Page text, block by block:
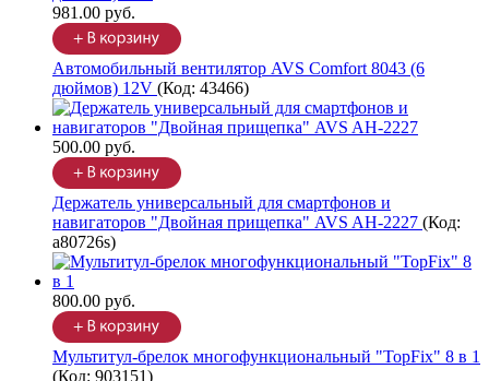
981.00 руб.
Автомобильный вентилятор AVS Comfort 8043 (6
дюймов) 12V (Код: 43466)
500.00 руб.
Держатель универсальный для смартфонов и
навигаторов "Двойная прищепка" AVS AH-2227 (Код:
a80726s)
800.00 руб.
Мультитул-брелок многофункциональный "TopFix" 8 в 1
(Код: 903151)